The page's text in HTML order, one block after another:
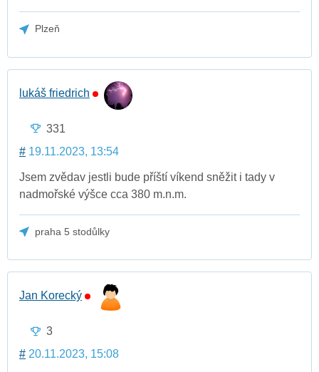
Plzeň
lukáš friedrich
331
# 19.11.2023, 13:54
Jsem zvědav jestli bude příští víkend sněžit i tady v
nadmořské výšce cca 380 m.n.m.
praha 5 stodůlky
Jan Korecký
3
# 20.11.2023, 15:08